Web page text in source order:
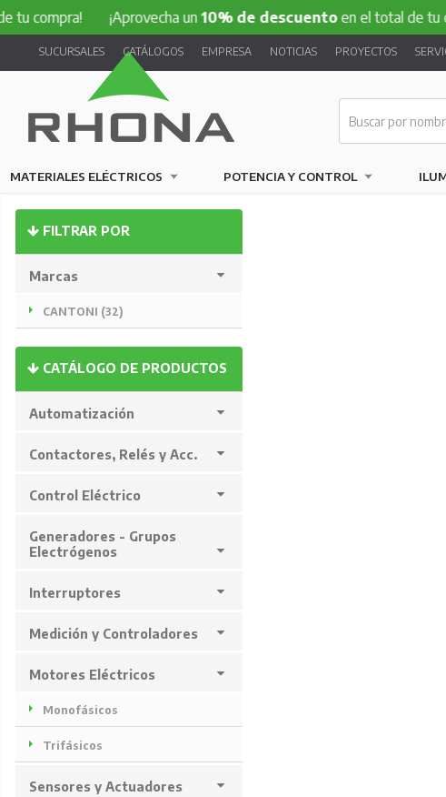
¡Aprovecha un10% de descuentoen el total de tu compra!
SUCURSALES CATÁLOGOS EMPRESA NOTICIAS PROYECTOS
MATERIALES ELÉCTRICOS POTENCIA Y CONTROL
FILTRAR POR
Marcas
CANTONI (32)
CATÁLOGO DE PRODUCTOS
Automatización
Contactores, Relés y Acc.
Control Eléctrico
Generadores - Grupos
Electrógenos
Interruptores
Medición y Controladores
Motores Eléctricos
Monofásicos
Trifásicos
Sensores y Actuadores